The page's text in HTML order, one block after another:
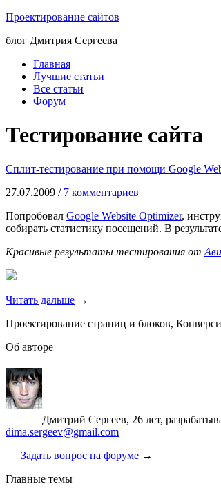
Проектирование сайтов
блог Дмитрия Сергеева
Главная
Лучшие статьи
Все статьи
Форум
Тестирование сайта
Сплит-тестирование при помощи Google
27.07.2009 / 7 комментариев
Попробовал Google Website Optimizer,
собирать статистику посещений. В
Красивые результаты тестирования от
Читать дальше →
Проектирование страниц и блоков,
Об авторе
Дмитрий Сергеев, 26 лет,
dima.sergeev@gmail.com
Задать вопрос на форуме →
Главные темы